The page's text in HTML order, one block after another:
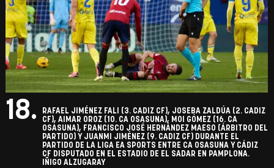
18.
RAFAEL JIMÉNEZ FALI (3. CADIZ CF), JOSEBA ZALDÚA (2. CADIZ
CF), AIMAR OROZ (10. CA OSASUNA), MOI GÓMEZ (16. CA
OSASUNA), FRANCISCO JOSÉ HERNÁNDEZ MAESO (ÁRBITRO DEL
PARTIDO) Y JUANMI JIMÉNEZ (9. CADIZ CF) DURANTE EL
PARTIDO DE LA LIGA EA SPORTS ENTRE CA OSASUNA Y CÁDIZ
CF DISPUTADO EN EL ESTADIO DE EL SADAR EN PAMPLONA.
IÑIGO ALZUGARAY